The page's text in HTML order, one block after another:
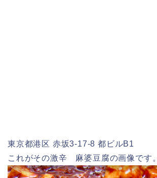
東京都港区 赤坂3-17-8 都ビルB1
これがその激辛 麻婆豆腐の画像です。